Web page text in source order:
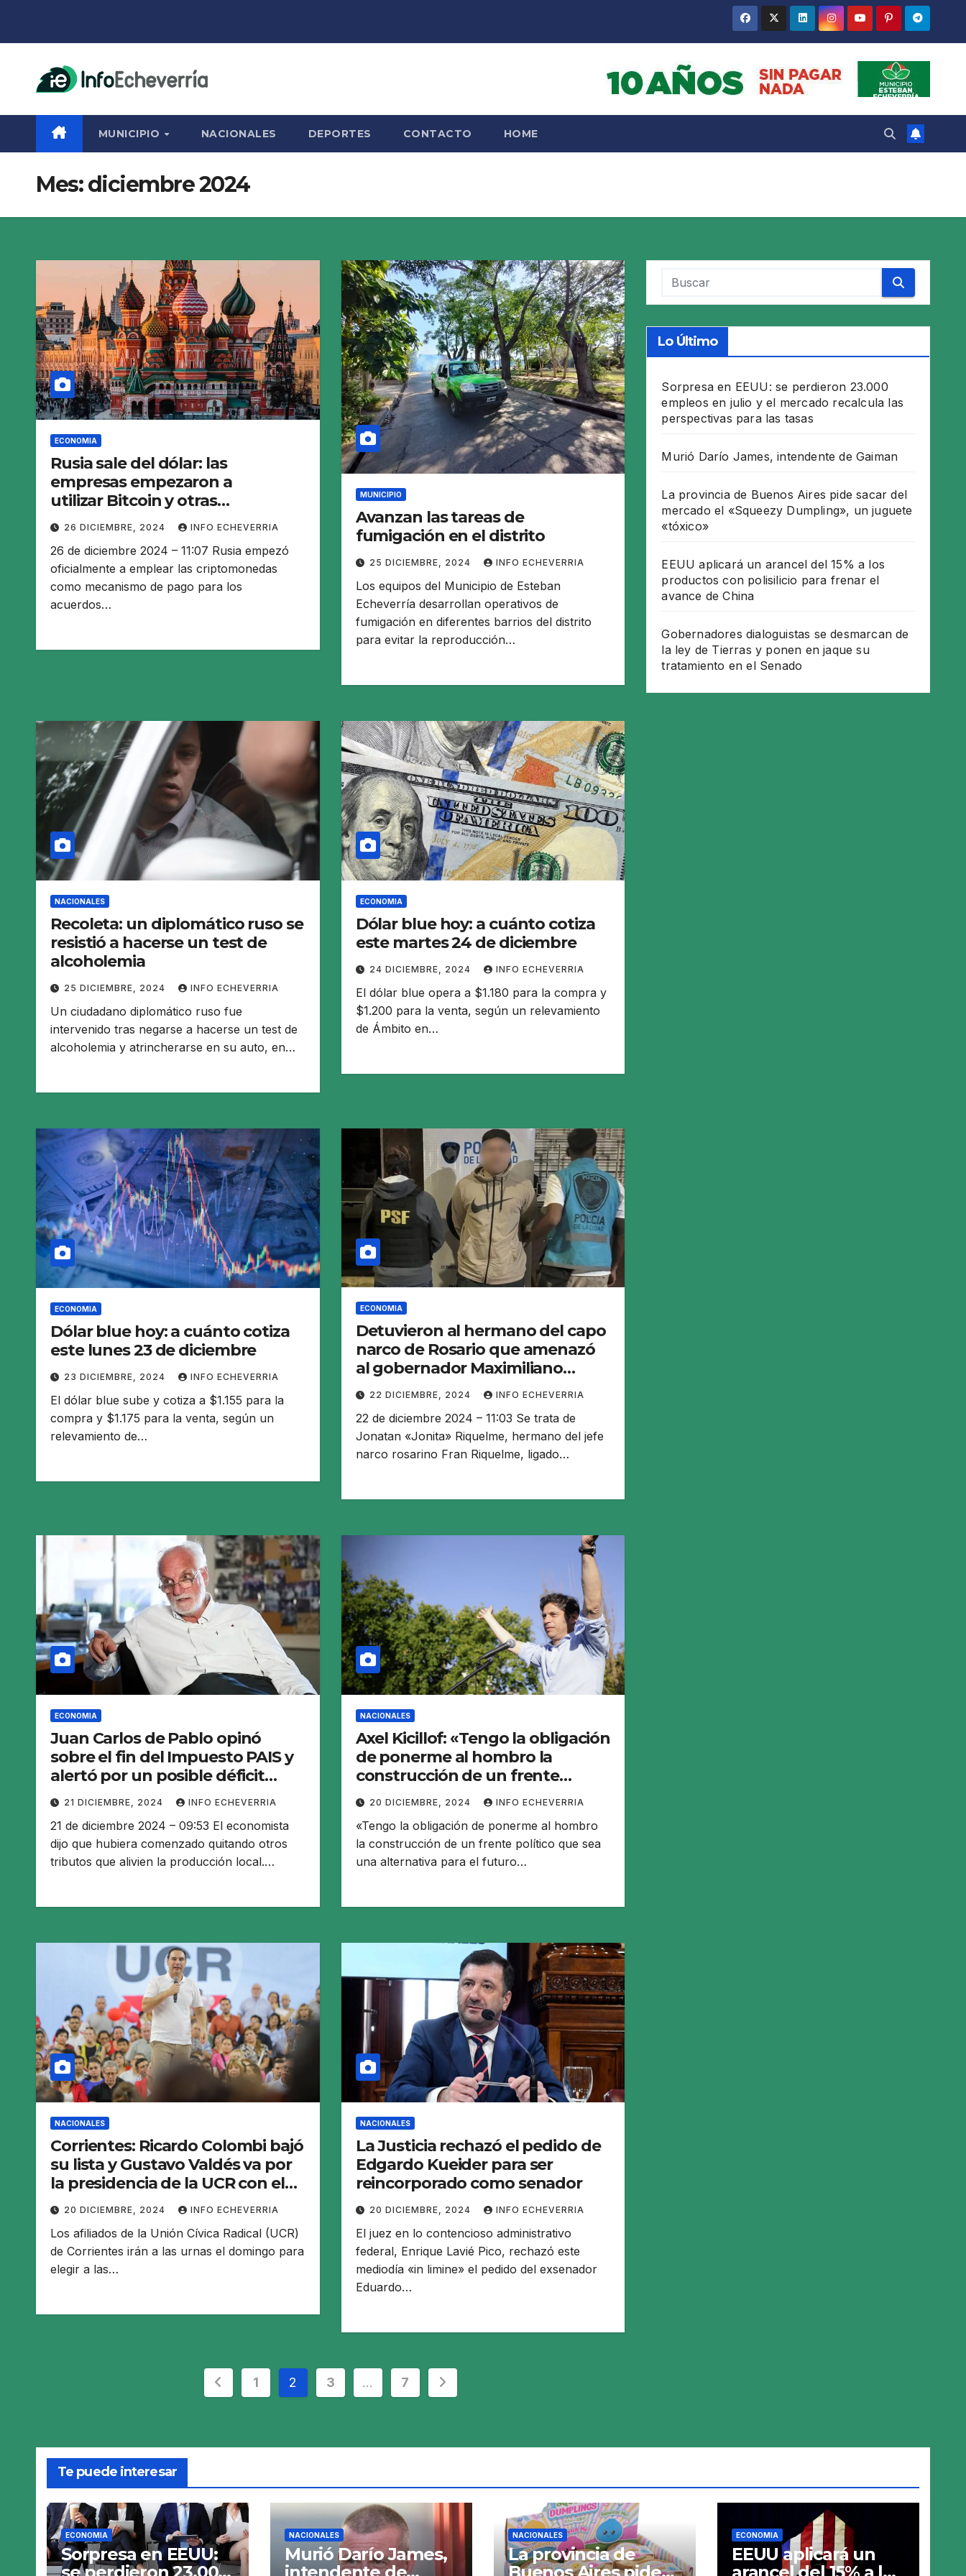
MUNICIPIO NACIONALES DEPORTES CONTACTO HOME
Mes:diciembre 2024
ECONOMIA
Rusia sale del dólar: las
empresas empezaron a
utilizar Bitcoin y otras
criptomonedas para hacer
pagos internacionales
26 DICIEMBRE, 2024 INFO ECHEVERRIA
26 de diciembre 2024 – 11:07 Rusia empezó
oficialmente a emplear las criptomonedas
como mecanismo de pago para los
acuerdos…
MUNICIPIO
Avanzan las tareas de
fumigación en el distrito
25 DICIEMBRE, 2024 INFO ECHEVERRIA
Los equipos del Municipio de Esteban
Echeverría desarrollan operativos de
fumigación en diferentes barrios del distrito
para evitar la reproducción…
NACIONALES
Recoleta: un diplomático ruso se
resistió a hacerse un test de
alcoholemia
25 DICIEMBRE, 2024 INFO ECHEVERRIA
Un ciudadano diplomático ruso fue
intervenido tras negarse a hacerse un test de
alcoholemia y atrincherarse en su auto, en…
ECONOMIA
Dólar blue hoy: a cuánto cotiza
este martes 24 de diciembre
24 DICIEMBRE, 2024 INFO ECHEVERRIA
El dólar blue opera a $1.180 para la compra y
$1.200 para la venta, según un relevamiento
de Ámbito en…
ECONOMIA
Dólar blue hoy: a cuánto cotiza
este lunes 23 de diciembre
23 DICIEMBRE, 2024 INFO ECHEVERRIA
El dólar blue sube y cotiza a $1.155 para la
compra y $1.175 para la venta, según un
relevamiento de…
ECONOMIA
Detuvieron al hermano del capo
narco de Rosario que amenazó
al gobernador Maximiliano
Pullaro
22 DICIEMBRE, 2024 INFO ECHEVERRIA
22 de diciembre 2024 – 11:03 Se trata de
Jonatan «Jonita» Riquelme, hermano del jefe
narco rosarino Fran Riquelme, ligado…
ECONOMIA
Juan Carlos de Pablo opinó
sobre el fin del Impuesto PAIS y
alertó por un posible déficit
comercial
21 DICIEMBRE, 2024 INFO ECHEVERRIA
21 de diciembre 2024 – 09:53 El economista
dijo que hubiera comenzado quitando otros
tributos que alivien la producción local.…
NACIONALES
Axel Kicillof: «Tengo la obligación
de ponerme al hombro la
construcción de un frente
político que sea una alternativa»
20 DICIEMBRE, 2024 INFO ECHEVERRIA
«Tengo la obligación de ponerme al hombro
la construcción de un frente político que sea
una alternativa para el futuro…
NACIONALES
Corrientes: Ricardo Colombi bajó
su lista y Gustavo Valdés va por
la presidencia de la UCR con el
camino allanado
20 DICIEMBRE, 2024 INFO ECHEVERRIA
Los afiliados de la Unión Cívica Radical (UCR)
de Corrientes irán a las urnas el domingo para
elegir a las…
NACIONALES
La Justicia rechazó el pedido de
Edgardo Kueider para ser
reincorporado como senador
20 DICIEMBRE, 2024 INFO ECHEVERRIA
El juez en lo contencioso administrativo
federal, Enrique Lavié Pico, rechazó este
mediodía «in limine» el pedido del exsenador
Eduardo…
Paginación
entradas
1 2 3 … 7
Lo Último
Sorpresa en EEUU: se perdieron 23.000
empleos en julio y el mercado recalcula las
perspectivas para las tasas
Murió Darío James, intendente de Gaiman
La provincia de Buenos Aires pide sacar del
mercado el «Squeezy Dumpling», un juguete
«tóxico»
EEUU aplicará un arancel del 15% a los
productos con polisilicio para frenar el
avance de China
Gobernadores dialoguistas se desmarcan de
la ley de Tierras y ponen en jaque su
tratamiento en el Senado
Te puede interesar
ECONOMIA
Sorpresa en EEUU:
NACIONALES
Murió Darío James,
NACIONALES
La provincia de
ECONOMIA
EEUU aplicará un